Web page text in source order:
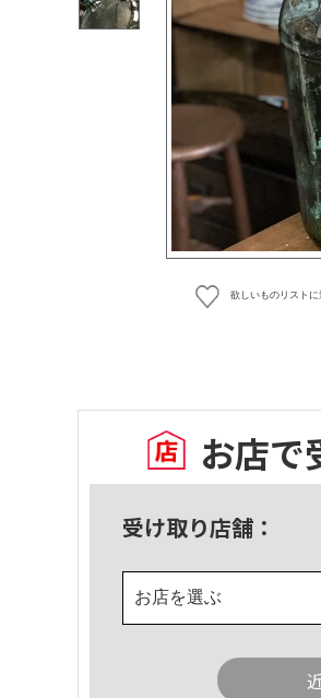
欲しいものリストに
お店で
受け取り店舗：
お店を選ぶ